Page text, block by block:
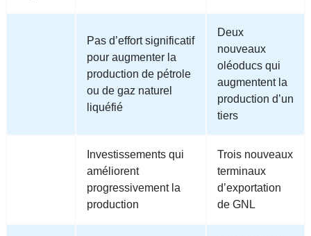
Pas d’effort significatif
pour augmenter la
production de pétrole
ou de gaz naturel
liquéfié
Deux
nouveaux
oléoducs qui
augmentent la
production d’un
tiers
Investissements qui
améliorent
progressivement la
production
Trois nouveaux
terminaux
d’exportation
de GNL